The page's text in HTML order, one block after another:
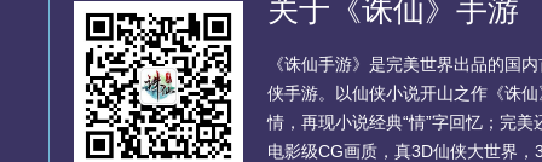
关于《诛仙》手游
《诛仙手游》是完美世界出品的国
侠手游。以仙侠小说开山之作《诛
情，再现小说经典“情”字回忆；完
电影级CG画质，真3D仙侠大世界